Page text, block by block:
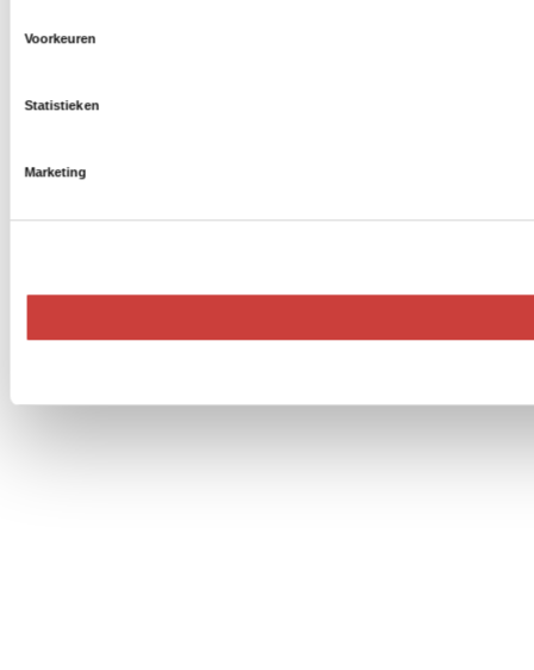
Voorkeuren
Statistieken
Marketing